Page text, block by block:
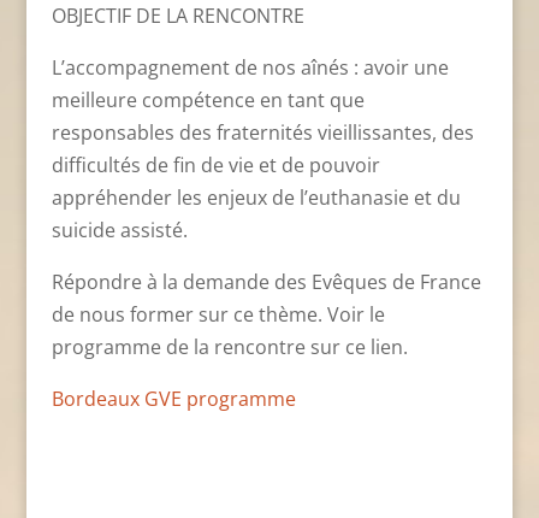
OBJECTIF DE LA RENCONTRE
L’accompagnement de nos aînés : avoir une
meilleure compétence en tant que
responsables des fraternités vieillissantes, des
difficultés de fin de vie et de pouvoir
appréhender les enjeux de l’euthanasie et du
suicide assisté.
Répondre à la demande des Evêques de France
de nous former sur ce thème. Voir le
programme de la rencontre sur ce lien.
Bordeaux GVE programme